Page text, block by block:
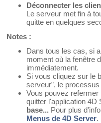
Déconnecter les
Le serveur met fin à
quitte en quelques
Notes :
Dans tous les cas, si
moment où la fenêtre
immédiatement.
Si vous cliquez sur le
serveur”, le
Vous pouvez
quitter l'application
base... Pour plus
Menus de 4D Server.